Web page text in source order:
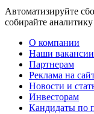
Автоматизируйте
собирайте
О компании
Наши вакансии
Партнерам
Реклама на
Новости и
Инвесторам
Кандидаты по